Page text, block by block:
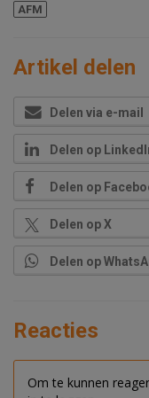
AFM
Artikel delen
Delen via e-mail
Delen op
Delen op
Delen op X
Delen op
Reacties
Om te kunnen